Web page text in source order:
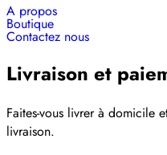
A propos
Boutique
Contactez nous
Livraison et
Faites-vous livrer à domicile
livraison.